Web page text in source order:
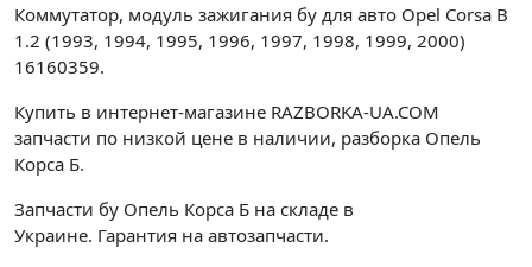
Коммутатор, модуль зажигания бу для авто Opel Corsa B
1.2 (1993, 1994, 1995, 1996, 1997, 1998, 1999, 2000)
16160359.
Купить в интернет-магазине RAZBORKA-UA.COM
запчасти по низкой цене в наличии, разборка Опель
Корса Б.
Запчасти бу Опель Корса Б на складе в
Украине. Гарантия на автозапчасти.